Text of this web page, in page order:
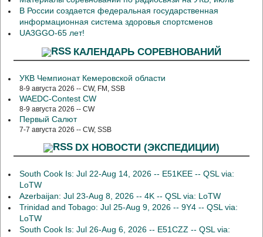
В России создается федеральная государственная
информационная система здоровья спортсменов
UA3GGO-65 лет!
КАЛЕНДАРЬ СОРЕВНОВАНИЙ
УКВ Чемпионат Кемеровской области
8-9 августа 2026 -- CW, FM, SSB
WAEDC-Contest CW
8-9 августа 2026 -- CW
Первый Салют
7-7 августа 2026 -- CW, SSB
DX НОВОСТИ (ЭКСПЕДИЦИИ)
South Cook Is: Jul 22-Aug 14, 2026 -- E51KEE -- QSL via:
LoTW
Azerbaijan: Jul 23-Aug 8, 2026 -- 4K -- QSL via: LoTW
Trinidad and Tobago: Jul 25-Aug 9, 2026 -- 9Y4 -- QSL via:
LoTW
South Cook Is: Jul 26-Aug 6, 2026 -- E51CZZ -- QSL via: